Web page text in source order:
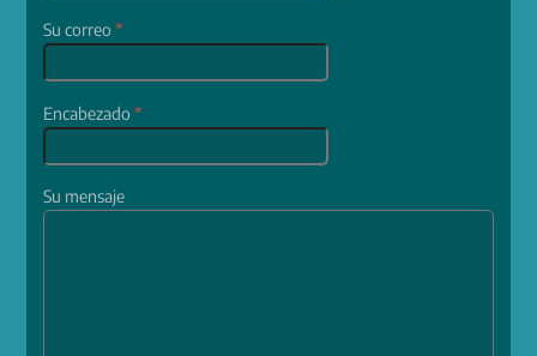
Su correo*
Encabezado*
Su mensaje